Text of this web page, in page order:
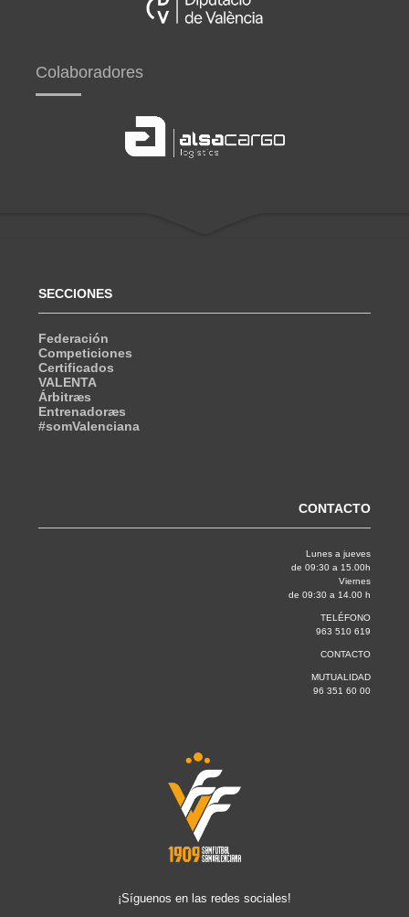
Colaboradores
SECCIONES
Federación
Competiciones
Certificados
VALENTA
Árbitræs
Entrenadoræs
#somValenciana
CONTACTO
Lunes a jueves
de 09:30 a 15.00h
Viernes
de 09:30 a 14.00 h
TELÉFONO
963 510 619
CONTACTO
MUTUALIDAD
96 351 60 00
¡Síguenos en las redes sociales!